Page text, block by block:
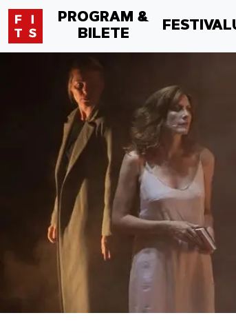
PROGRAM &
BILETE